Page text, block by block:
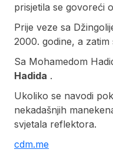
prisjetila se govoreći
Prije veze sa
2000. godine, a zatim
Sa Mohamedom
Hadida .
Ukoliko se navodi
nekadašnjih
svjetala reflektora.
cdm.me